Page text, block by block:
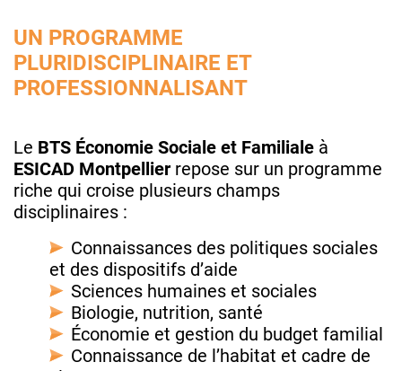
UN PROGRAMME
PLURIDISCIPLINAIRE ET
PROFESSIONNALISANT
Le BTS Économie Sociale et Familiale à
ESICAD Montpellier repose sur un programme
riche qui croise plusieurs champs
disciplinaires :
Connaissances des politiques sociales
et des dispositifs d’aide
Sciences humaines et sociales
Biologie, nutrition, santé
Économie et gestion du budget familial
Connaissance de l’habitat et cadre de